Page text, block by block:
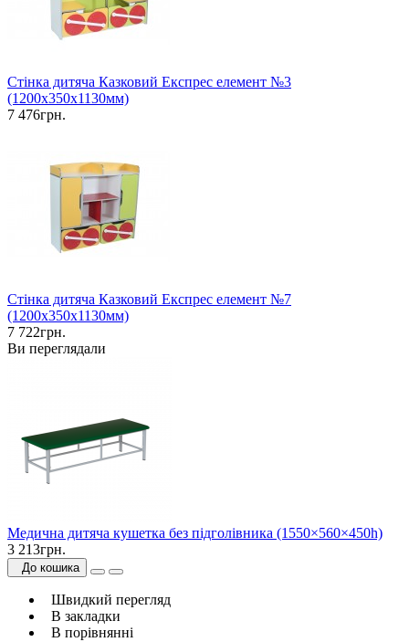
Стінка дитяча Казковий Експрес елемент №3
(1200х350х1130мм)
7 476грн.
Стінка дитяча Казковий Експрес елемент №7
(1200х350х1130мм)
7 722грн.
Ви переглядали
Медична дитяча кушетка без підголівника (1550×560×450h)
3 213грн.
До кошика
Швидкий перегляд
В закладки
В порівнянні